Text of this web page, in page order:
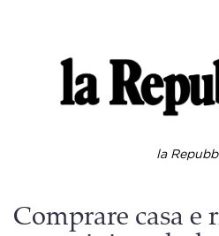
la
Comprare casa e